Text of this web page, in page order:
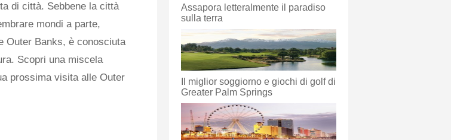
di città. Sebbene la città
mondi a parte,
Outer Banks, è conosciuta
Scopri una miscela
prossima visita alle Outer
Assapora letteralmente il paradiso
sulla terra
Il miglior soggiorno e giochi di golf di
Greater Palm Springs